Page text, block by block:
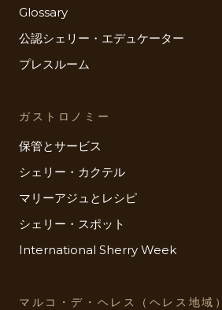
Glossary
公認シェリー・エデュケーター
プレスルーム
ガストロノミー
保管とサービス
シェリー・カクテル
マリーアジュとレシピ
シェリー・スポット
International Sherry Week
マルコ・デ・ヘレス（ヘレス地域）